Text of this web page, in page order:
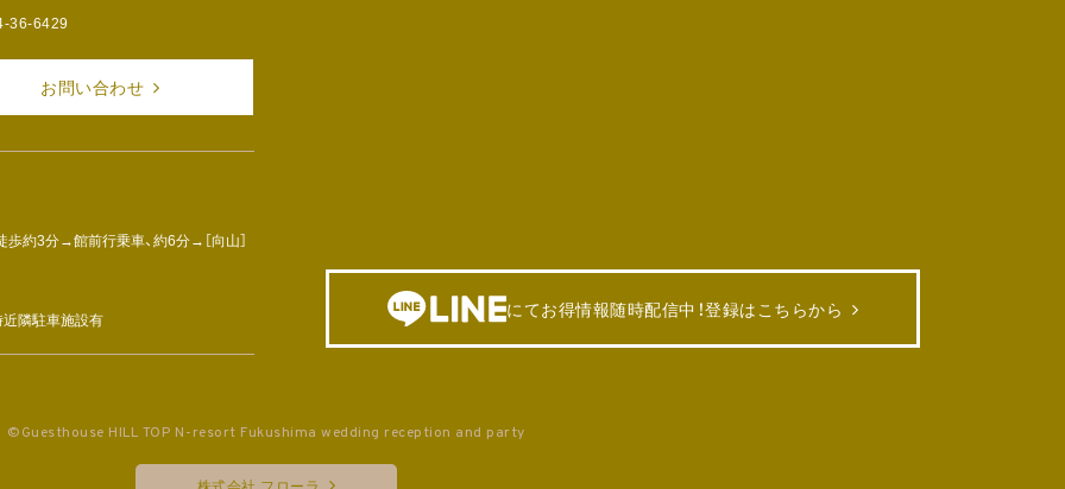
36-6429
お問い合わせ
歩約3分→館前行乗車、約6分→［向山］
近隣駐車施設有 にてお得情報随時配信中！登録はこちらから
©Guesthouse HILL TOP N-resort Fukushima wedding reception and party